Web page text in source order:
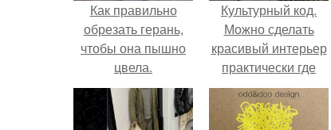
Как правильно
обрезать герань,
чтобы она пышно
цвела.
Культурный код.
Можно сделать
красивый интерьер
практически где
угодно.